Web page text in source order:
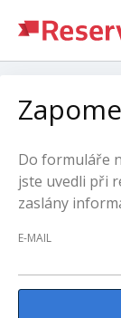
Do formuláře
jste uvedli při
zaslány
E-MAIL